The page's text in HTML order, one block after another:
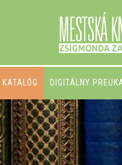
DIGITÁLNY